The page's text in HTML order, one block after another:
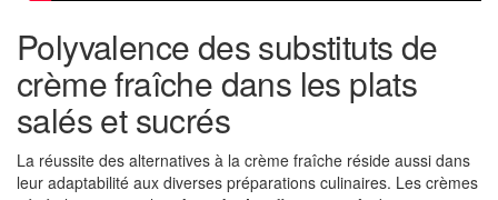
Polyvalence des substituts de
crème fraîche dans les plats
salés et sucrés
La réussite des alternatives à la crème fraîche réside aussi dans
leur adaptabilité aux diverses préparations culinaires. Les crèmes